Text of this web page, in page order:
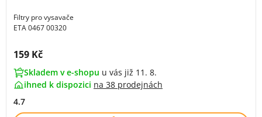
Filtry pro vysavače
ETA 0467 00320
Cena s DPH:
159 Kč
Skladem v e-shopu u vás již 11. 8.
ihned k dispozici na 38 prodejnách
4.7